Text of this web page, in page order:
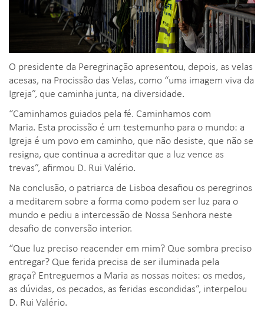
O presidente da Peregrinação apresentou, depois, as velas
acesas, na Procissão das Velas, como “uma imagem viva da
Igreja”, que caminha junta, na diversidade.
“Caminhamos guiados pela fé. Caminhamos com
Maria. Esta procissão é um testemunho para o mundo: a
Igreja é um povo em caminho, que não desiste, que não se
resigna, que continua a acreditar que a luz vence as
trevas”, afirmou D. Rui Valério.
Na conclusão, o patriarca de Lisboa desafiou os peregrinos
a meditarem sobre a forma como podem ser luz para o
mundo e pediu a intercessão de Nossa Senhora neste
desafio de conversão interior.
“Que luz preciso reacender em mim? Que sombra preciso
entregar? Que ferida precisa de ser iluminada pela
graça? Entreguemos a Maria as nossas noites: os medos,
as dúvidas, os pecados, as feridas escondidas”, interpelou
D. Rui Valério.